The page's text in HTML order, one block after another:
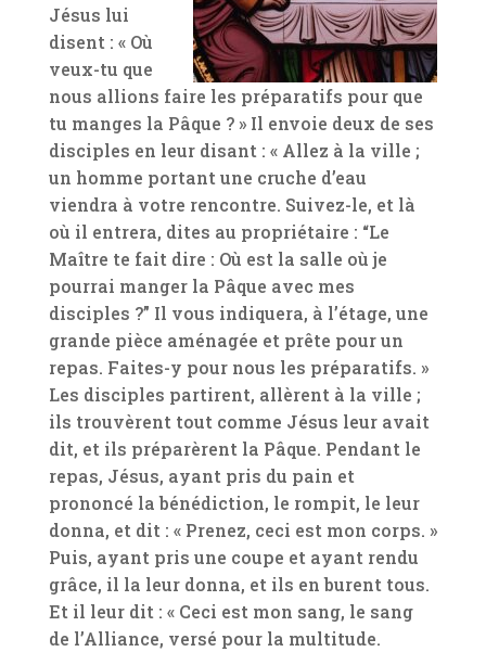
Jésus lui
disent : « Où
veux-tu que
nous allions faire les préparatifs pour que
tu manges la Pâque ? » Il envoie deux de ses
disciples en leur disant : « Allez à la ville ;
un homme portant une cruche d’eau
viendra à votre rencontre. Suivez-le, et là
où il entrera, dites au propriétaire : “Le
Maître te fait dire : Où est la salle où je
pourrai manger la Pâque avec mes
disciples ?” Il vous indiquera, à l’étage, une
grande pièce aménagée et prête pour un
repas. Faites-y pour nous les préparatifs. »
Les disciples partirent, allèrent à la ville ;
ils trouvèrent tout comme Jésus leur avait
dit, et ils préparèrent la Pâque. Pendant le
repas, Jésus, ayant pris du pain et
prononcé la bénédiction, le rompit, le leur
donna, et dit : « Prenez, ceci est mon corps. »
Puis, ayant pris une coupe et ayant rendu
grâce, il la leur donna, et ils en burent tous.
Et il leur dit : « Ceci est mon sang, le sang
de l’Alliance, versé pour la multitude.